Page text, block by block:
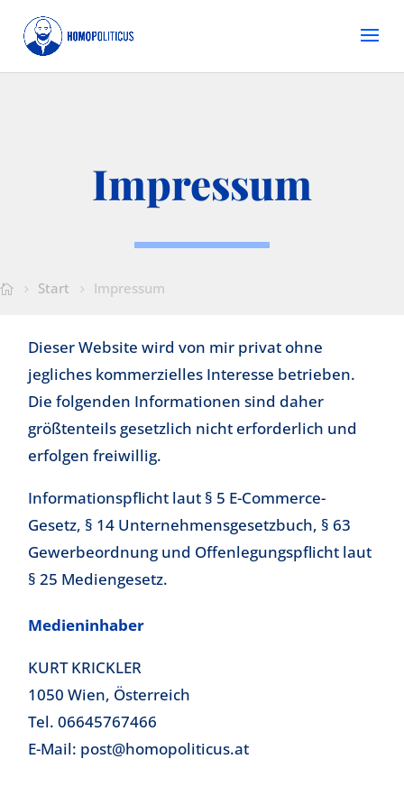
Impressum
Start Impressum
Dieser Website wird von mir privat ohne
jegliches kommerzielles Interesse betrieben.
Die folgenden Informationen sind daher
größtenteils gesetzlich nicht erforderlich und
erfolgen freiwillig.
Informationspflicht laut § 5 E-Commerce-
Gesetz, § 14 Unternehmensgesetzbuch, § 63
Gewerbeordnung und Offenlegungspflicht laut
§ 25 Mediengesetz.
Medieninhaber
KURT KRICKLER
1050 Wien, Österreich
Tel. 06645767466
E-Mail: post@homopoliticus.at